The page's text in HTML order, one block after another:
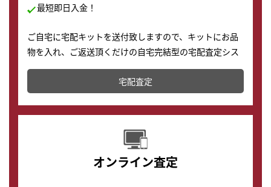
最短即日入金！
ご自宅に宅配キットを送付致しますので、キットにお品
物を入れ、ご返送頂くだけの自宅完結型の宅配査定シス
テムです。
配送でも簡単&安全に査定・買取に出すことが可能で
す。
宅配査定
オンライン査定